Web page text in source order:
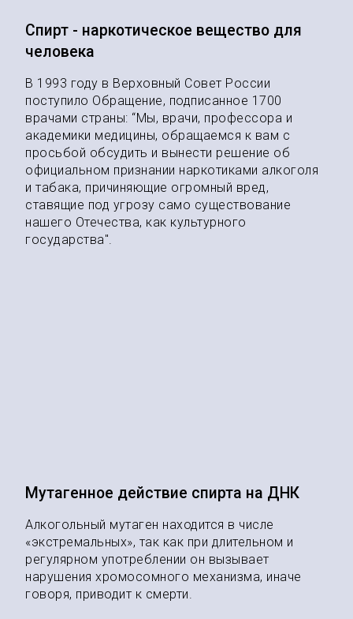
Спирт - наркотическое вещество для
человека
В 1993 году в Верховный Совет России
поступило Обращение, подписанное 1700
врачами страны: “Мы, врачи, профессора и
академики медицины, обращаемся к вам с
просьбой обсудить и вынести решение об
официальном признании наркотиками алкоголя
и табака, причиняющие огромный вред,
ставящие под угрозу само существование
нашего Отечества, как культурного
государства".
Мутагенное действие спирта на ДНК
Алкогольный мутаген находится в числе
«экстремальных», так как при длительном и
регулярном употреблении он вызывает
нарушения хромосомного механизма, иначе
говоря, приводит к смерти.